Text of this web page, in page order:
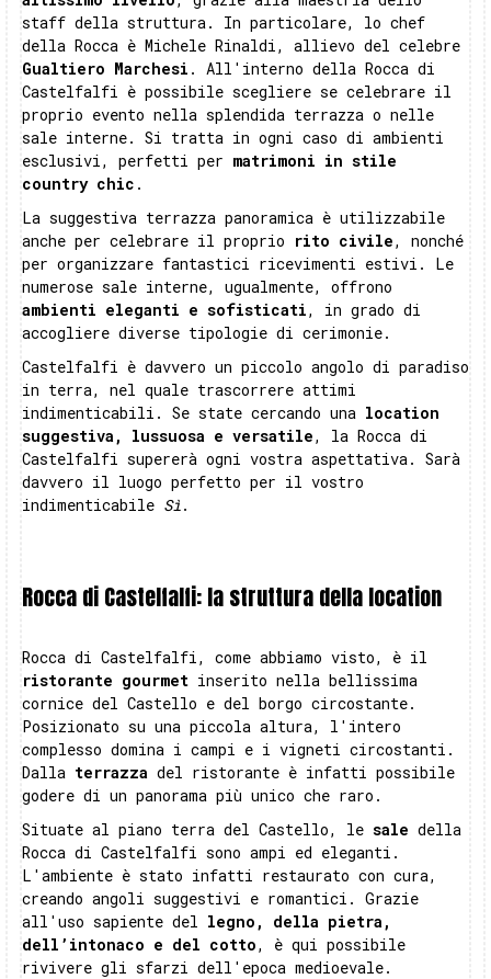
staff della struttura. In particolare, lo chef
della Rocca è Michele Rinaldi, allievo del celebre
Gualtiero Marchesi . All'interno della Rocca di
Castelfalfi è possibile scegliere se celebrare il
proprio evento nella splendida terrazza o nelle
sale interne. Si tratta in ogni caso di ambienti
esclusivi, perfetti per matrimoni in stile
country chic .
La suggestiva terrazza panoramica è utilizzabile
anche per celebrare il proprio rito civile, nonché
per organizzare fantastici ricevimenti estivi. Le
numerose sale interne, ugualmente, offrono
ambienti eleganti e sofisticati, in grado di
accogliere diverse tipologie di cerimonie.
Castelfalfi è davvero un piccolo angolo di paradiso
in terra, nel quale trascorrere attimi
indimenticabili. Se state cercando una location
suggestiva, lussuosa e versatile, la Rocca di
Castelfalfi supererà ogni vostra aspettativa. Sarà
davvero il luogo perfetto per il vostro
indimenticabile Sì .
Rocca di Castelfalfi: la struttura della location
Rocca di Castelfalfi, come abbiamo visto, è il
ristorante gourmet inserito nella bellissima
cornice del Castello e del borgo circostante.
Posizionato su una piccola altura, l'intero
complesso domina i campi e i vigneti circostanti.
Dalla terrazza del ristorante è infatti possibile
godere di un panorama più unico che raro.
Situate al piano terra del Castello, le sale della
Rocca di Castelfalfi sono ampi ed eleganti.
L'ambiente è stato infatti restaurato con cura,
creando angoli suggestivi e romantici. Grazie
all'uso sapiente del legno, della pietra,
dell’intonaco e del cotto, è qui possibile
rivivere gli sfarzi dell'epoca medioevale.